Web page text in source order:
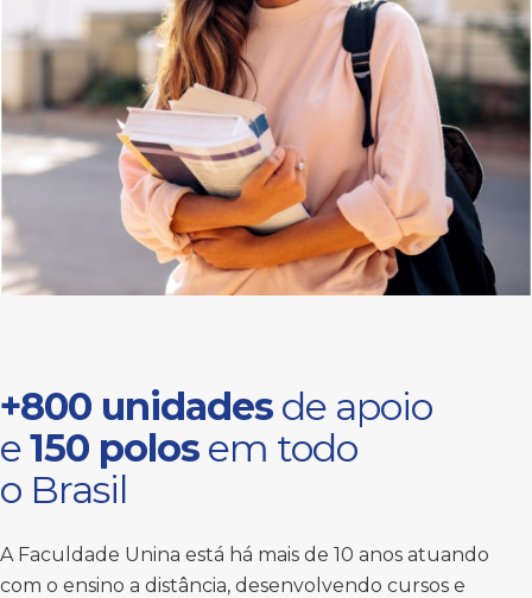
+800 unidades de apoio
e150 polos em todo
o Brasil
A Faculdade Unina está há mais de 10 anos atuando
com o ensino a distância, desenvolvendo cursos e